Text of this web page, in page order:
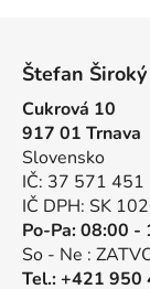
Štefan
Cukrová 10
917 01 Trnava
Slovensko
IČ: 37 571 451
IČ DPH: SK
Po-Pa: 08:00
So - Ne :
Tel.: +421 950